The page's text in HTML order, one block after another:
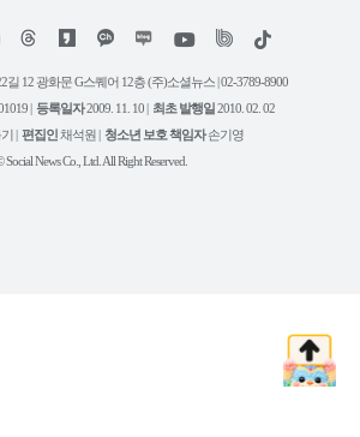
그
위
트
리
유
튜
틱
길 12 광화문 G스퀘어 12층 (주)소셜뉴스 | 02-3789-8900
| 등록일자2009. 11. 10 | 최초 발행일2010. 02. 02
| 편집인채석원 | 청소년 보호 책임자손기영
Social News Co., Ltd. All Right Reserved.